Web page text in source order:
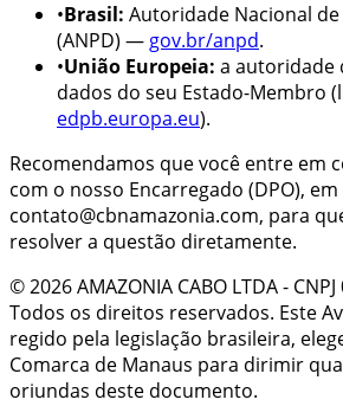
•Brasil: Autoridade Nacional
(ANPD) —gov.br/anpd.
•União Europeia: a autoridade
dados do seu Estado-Membro
edpb.europa.eu).
Recomendamos que você entre em
com o nosso Encarregado (DPO), em
contato@cbnamazonia.com, para
resolver a questão diretamente.
©2026AMAZONIA CABO LTDA- CNPJ
Todos os direitos reservados. Este
regido pela legislação brasileira,
Comarca de Manaus para dirimir
oriundas deste documento.